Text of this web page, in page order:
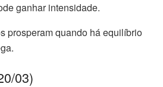
ganhar intensidade.
prosperam quando há equilíbrio
03)